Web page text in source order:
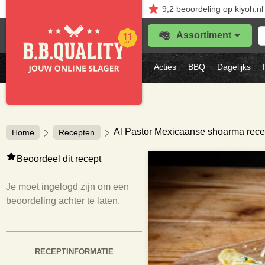
9,2 beoordelingop kiyoh.nl
Assortiment
je
Acties BBQ Dagelijks
Home Recepten Al Pastor Mexicaanse shoarma
Beoordeel dit recept
Je moet ingelogd zijn om een
beoordeling achter te laten.
RECEPTINFORMATIE